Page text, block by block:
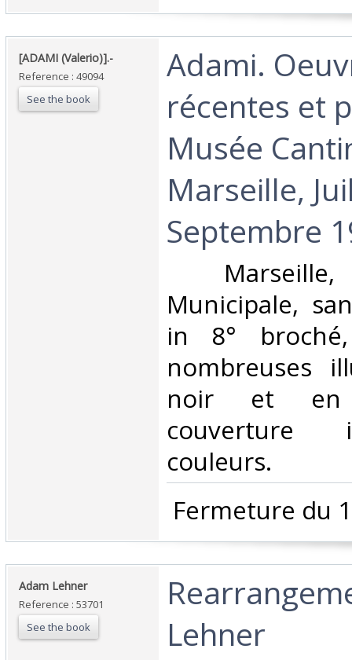
‎[ADAMI (Valerio)].-‎
Reference : 49094
See the book
‎Adami.
récentes et
Musée
Marseille,
Septembre
Municipale,
in 8°
nombreuses
noir et en
couverture
couleurs. ‎
Fermeture du
‎Adam Lehner‎
Reference : 53701
See the book
Lehner‎